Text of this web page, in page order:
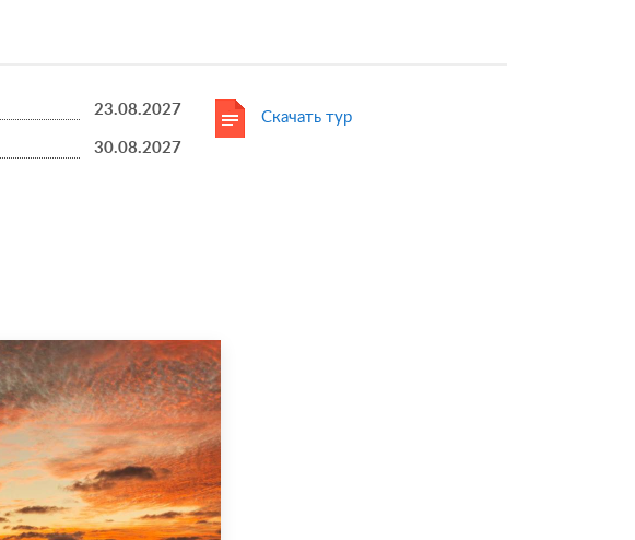
23.08.2027
30.08.2027
Скачать тур